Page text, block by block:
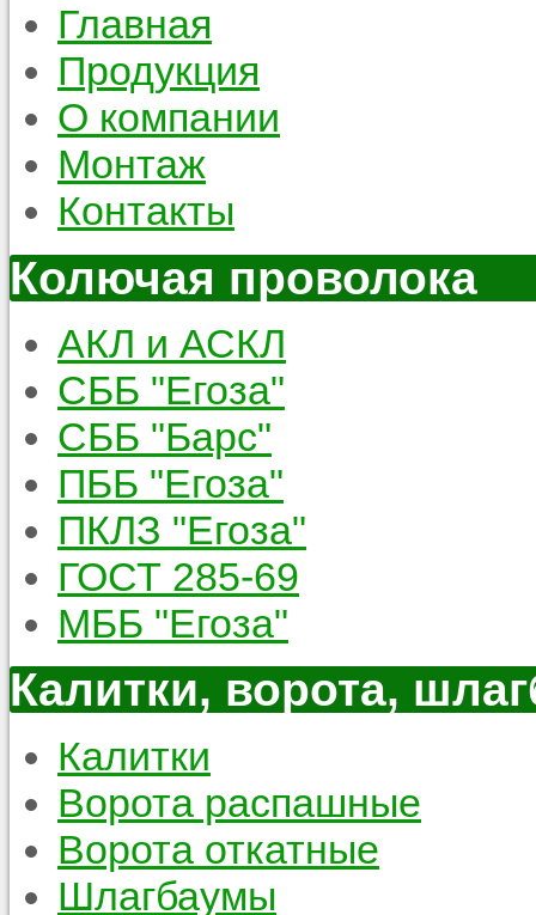
Главная
Продукция
О компании
Монтаж
Контакты
Колючая проволока
АКЛ и АСКЛ
СББ "Егоза"
СББ "Барс"
ПББ "Егоза"
ПКЛЗ "Егоза"
ГОСТ 285-69
МББ "Егоза"
Калитки, ворота,
Калитки
Ворота распашные
Ворота откатные
Шлагбаумы